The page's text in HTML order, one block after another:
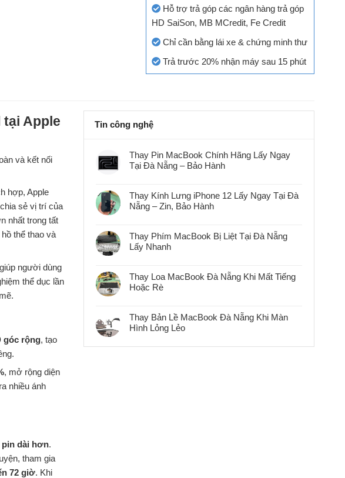
Hỗ trợ trả góp các ngân hàng trả góp
HD SaiSon, MB MCredit, Fe Credit
Chỉ cần bằng lái xe & chứng minh thư
Trả trước 20% nhận máy sau 15 phút
tại Apple
và kết nối
hợp, Apple
sẻ vị trí của
nhất trong tất
thể thao và
người dùng
thể dục lần
góc rộng, tạo
, mở rộng diện
nhiều ánh
dài hơn.
tham gia
72 giờ. Khi
Tin công nghệ
Thay Pin MacBook Chính Hãng Lấy Ngay
Tại Đà Nẵng – Bảo Hành
bình
luận
ở
Chính
Hãng
Lấy
Nẵng
–
Bảo
Thay Kính Lưng iPhone 12 Lấy Ngay Tại Đà
Nẵng – Zin, Bảo Hành
bình
luận
ở
Thay
iPhone
12
Lấy
Nẵng
–
Zin,
Thay Phím MacBook Bị Liệt Tại Đà Nẵng
Lấy Nhanh
bình
luận
ở
Thay
Bị
Liệt
Tại
Thay Loa MacBook Đà Nẵng Khi Mất Tiếng
Hoặc Rè
bình
luận
ở
MacBook
Thay Bản Lề MacBook Đà Nẵng Khi Màn
Hình Lỏng Lẻo
có